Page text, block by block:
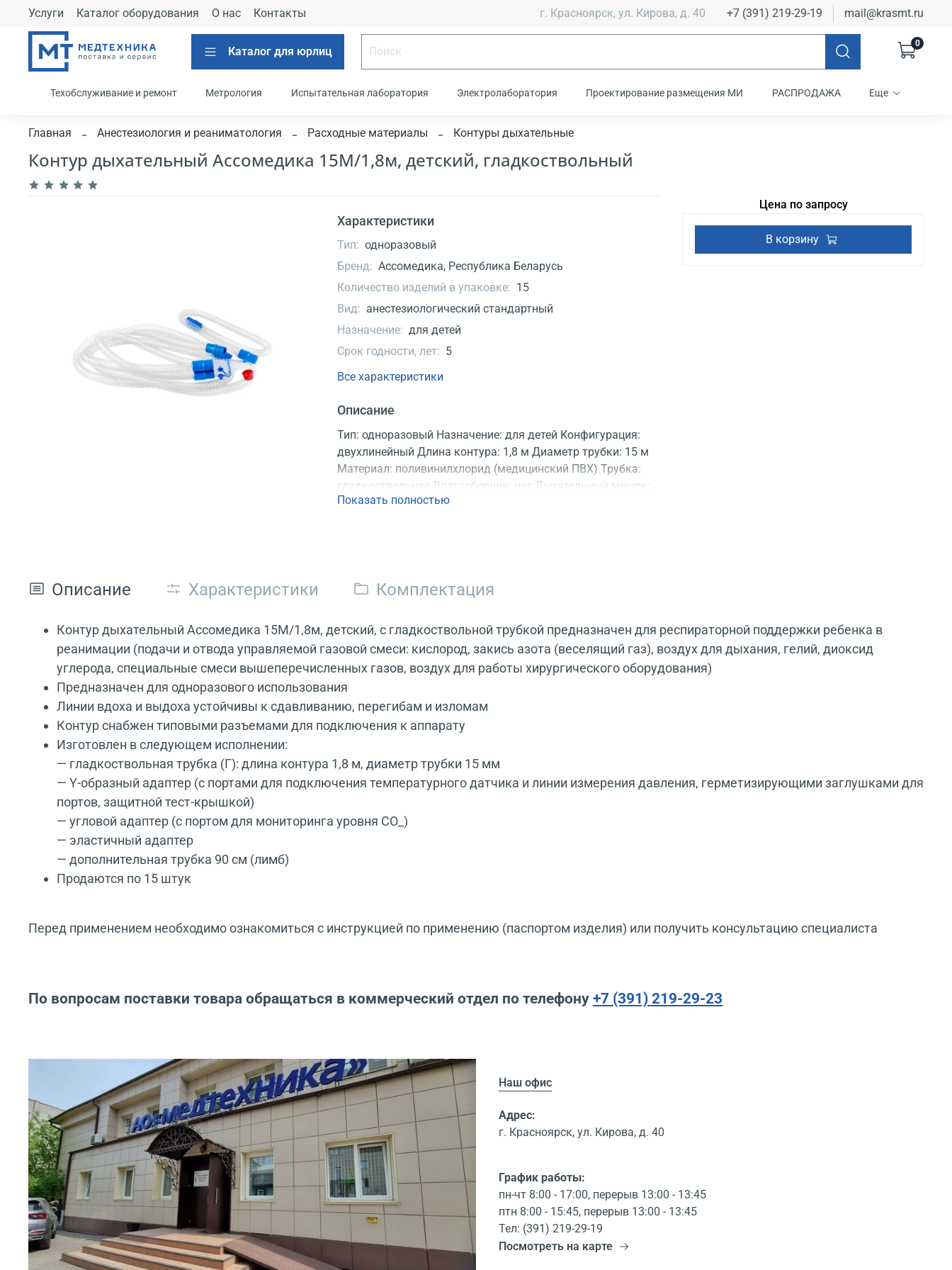
Услуги Каталог оборудования О нас Контакты г. Красноярск, ул. Кирова, д. 40 +7 (391) 219-29-19 mail@krasmt.ru
Каталог для юрлиц
0
Техобслуживание и ремонт Метрология Испытательная лаборатория Электролаборатория Проектирование размещения МИ РАСПРОДАЖА Еще
Главная Анестезиология и реаниматология Расходные материалы Контуры дыхательные
Контур дыхательный Ассомедика 15М/1,8м, детский, гладкоствольный
Характеристики
Тип: одноразовый
Бренд: Ассомедика, Республика Беларусь
Количество изделий в упаковке: 15
Вид: анестезиологический стандартный
Назначение: для детей
Срок годности, лет: 5
Все характеристики
Описание
Тип: одноразовый Назначение: для детей Конфигурация:
двухлинейный Длина контура: 1,8 м Диаметр трубки: 15 м
Материал: поливинилхлорид (медицинский ПВХ) Трубка:
гладкоствольная Влагосборник: нет Дыхательный мешок:
нет Продаются: по 15 шт. Регистрационное удостоверение
Показать полностью
Цена по запросу
В корзину
Описание Характеристики Комплектация
Контур дыхательный Ассомедика 15М/1,8м, детский, с гладкоствольной трубкой предназначен для респираторной поддержки ребенка в
реанимации (подачи и отвода управляемой газовой смеси: кислород, закись азота (веселящий газ), воздух для дыхания, гелий, диоксид
углерода, специальные смеси вышеперечисленных газов, воздух для работы хирургического оборудования)
Предназначен для одноразового использования
Линии вдоха и выдоха устойчивы к сдавливанию, перегибам и изломам
Контур снабжен типовыми разъемами для подключения к аппарату
Изготовлен в следующем исполнении:
— гладкоствольная трубка (Г): длина контура 1,8 м, диаметр трубки 15 мм
— Y-образный адаптер (с портами для подключения температурного датчика и линии измерения давления, герметизирующими заглушками для
портов, защитной тест-крышкой)
— угловой адаптер (с портом для мониторинга уровня СO_)
— эластичный адаптер
— дополнительная трубка 90 см (лимб)
Продаются по 15 штук
Перед применением необходимо ознакомиться с инструкцией по применению (паспортом изделия) или получить консультацию специалиста
По вопросам поставки товара обращаться в коммерческий отдел по телефону +7 (391) 219-29-23
Наш офис
Адрес:
г. Красноярск, ул. Кирова, д. 40
График работы:
пн-чт 8:00 - 17:00, перерыв 13:00 - 13:45
птн 8:00 - 15:45, перерыв 13:00 - 13:45
Тел: (391) 219-29-19
Посмотреть на карте